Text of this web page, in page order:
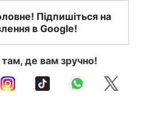
Підпишіться на
в Google!
де вам зручно!